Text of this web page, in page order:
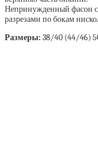
Непринужденный фасон
разрезами по бокам
Размеры: 38/40 (44/46)